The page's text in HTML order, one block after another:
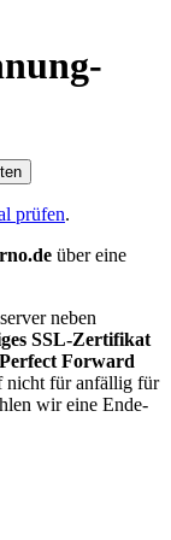
prüfen.
über eine
neben
SSL-Zertifikat
Perfect Forward
nicht für anfällig für
wir eine Ende-